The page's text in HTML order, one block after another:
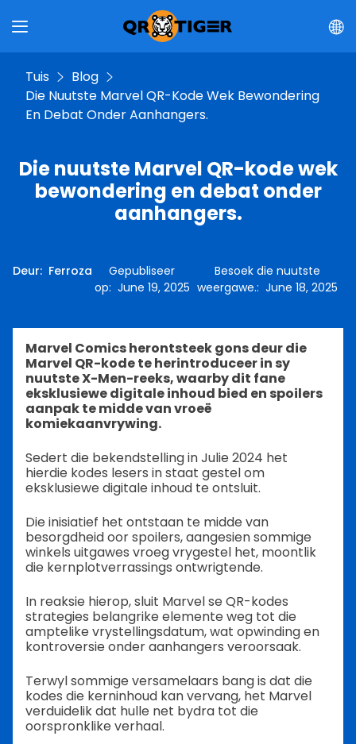
Tuis
Blog
Die Nuutste Marvel QR-Kode Wek Bewondering
En Debat Onder Aanhangers.
Die nuutste Marvel QR-kode wek
bewondering en debat onder
aanhangers.
Deur: Ferroza
Gepubliseer
op: June 19, 2025
Besoek die nuutste
weergawe.:June 18, 2025
Marvel Comics herontsteek gons deur die
Marvel QR-kode te herintroduceer in sy
nuutste X-Men-reeks, waarby dit fane
eksklusiewe digitale inhoud bied en spoilers
aanpak te midde van vroeë
komiekaanvrywing.
Sedert die bekendstelling in Julie 2024 het
hierdie kodes lesers in staat gestel om
eksklusiewe digitale inhoud te ontsluit.
Die inisiatief het ontstaan te midde van
besorgdheid oor spoilers, aangesien sommige
winkels uitgawes vroeg vrygestel het, moontlik
die kernplotverrassings ontwrigtende.
In reaksie hierop, sluit Marvel se QR-kodes
strategies belangrike elemente weg tot die
amptelike vrystellingsdatum, wat opwinding en
kontroversie onder aanhangers veroorsaak.
Terwyl sommige versamelaars bang is dat die
kodes die kerninhoud kan vervang, het Marvel
verduidelik dat hulle net bydra tot die
oorspronklike verhaal.